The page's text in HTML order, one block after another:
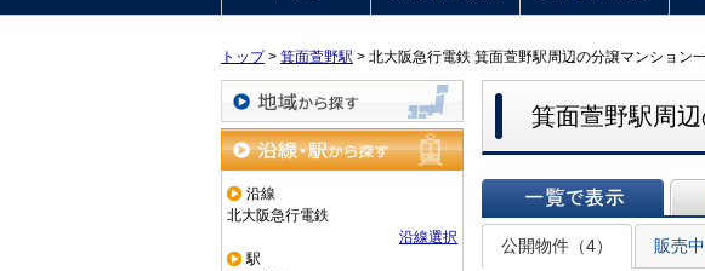
トップ> 箕面萱野駅 > 北大阪急行電鉄 箕面萱野駅周辺の分譲マンション
地域から探す
沿線・駅から探す
沿線
北大阪急行電鉄
沿線選択
駅
箕面萱野駅周
一覧で表示
地
公開物件（4）
販売中